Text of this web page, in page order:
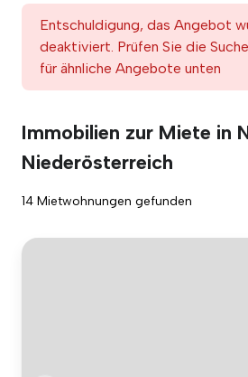
Entschuldigung, das Angebot
deaktiviert. Prüfen Sie die
für ähnliche Angebote unten
Immobilien zur Miete in
Niederösterreich
14 Mietwohnungen gefunden